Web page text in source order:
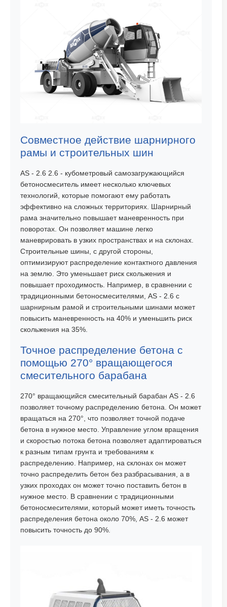
Совместное действие шарнирного
рамы и строительных шин
AS - 2.6 2.6 - кубометровый самозагружающийся
бетоносмеситель имеет несколько ключевых
технологий, которые помогают ему работать
эффективно на сложных территориях. Шарнирный
рама значительно повышает маневренность при
поворотах. Он позволяет машине легко
маневрировать в узких пространствах и на склонах.
Строительные шины, с другой стороны,
оптимизируют распределение контактного давления
на землю. Это уменьшает риск скольжения и
повышает проходимость. Например, в сравнении с
традиционными бетоносмесителями, AS - 2.6 с
шарнирным рамой и строительными шинами может
повысить маневренность на 40% и уменьшить риск
скольжения на 35%.
Точное распределение бетона с
помощью 270° вращающегося
смесительного барабана
270° вращающийся смесительный барабан AS - 2.6
позволяет точному распределению бетона. Он может
вращаться на 270°, что позволяет точной подаче
бетона в нужное место. Управление углом вращения
и скоростью потока бетона позволяет адаптироваться
к разным типам грунта и требованиям к
распределению. Например, на склонах он может
точно распределить бетон без разбрасывания, а в
узких проходах он может точно поставить бетон в
нужное место. В сравнении с традиционными
бетоносмесителями, который может иметь точность
распределения бетона около 70%, AS - 2.6 может
повысить точность до 90%.